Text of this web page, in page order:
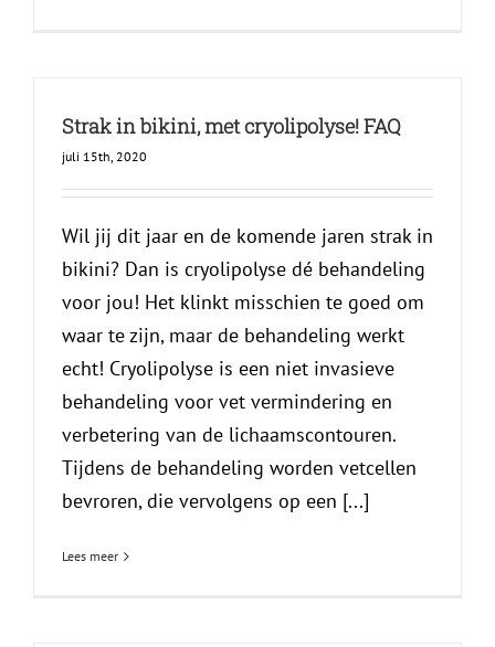
Strak in bikini, met cryolipolyse! FAQ
juli 15th, 2020
Wil jij dit jaar en de komende jaren strak in
bikini? Dan is cryolipolyse dé behandeling
voor jou! Het klinkt misschien te goed om
waar te zijn, maar de behandeling werkt
echt! Cryolipolyse is een niet invasieve
behandeling voor vet vermindering en
verbetering van de lichaamscontouren.
Tijdens de behandeling worden vetcellen
bevroren, die vervolgens op een [...]
Lees meer